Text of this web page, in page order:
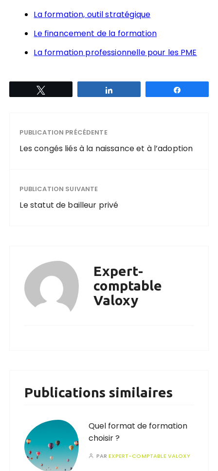
La formation, outil stratégique
Le financement de la formation
La formation professionnelle pour les PME
PUBLICATION PRÉCÉDENTE
Les congés liés à la naissance et à l’adoption
PUBLICATION SUIVANTE
Le statut de bailleur privé
Expert-
comptable
Valoxy
Publications similaires
Quel format de formation
choisir ?
PAREXPERT-COMPTABLE VALOXY